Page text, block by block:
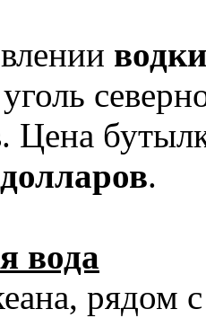
Цена
.
вода
рядом